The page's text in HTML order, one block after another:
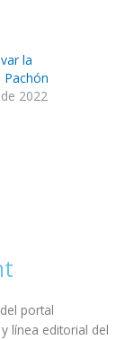
la
Pachón
2022
portal
línea editorial del